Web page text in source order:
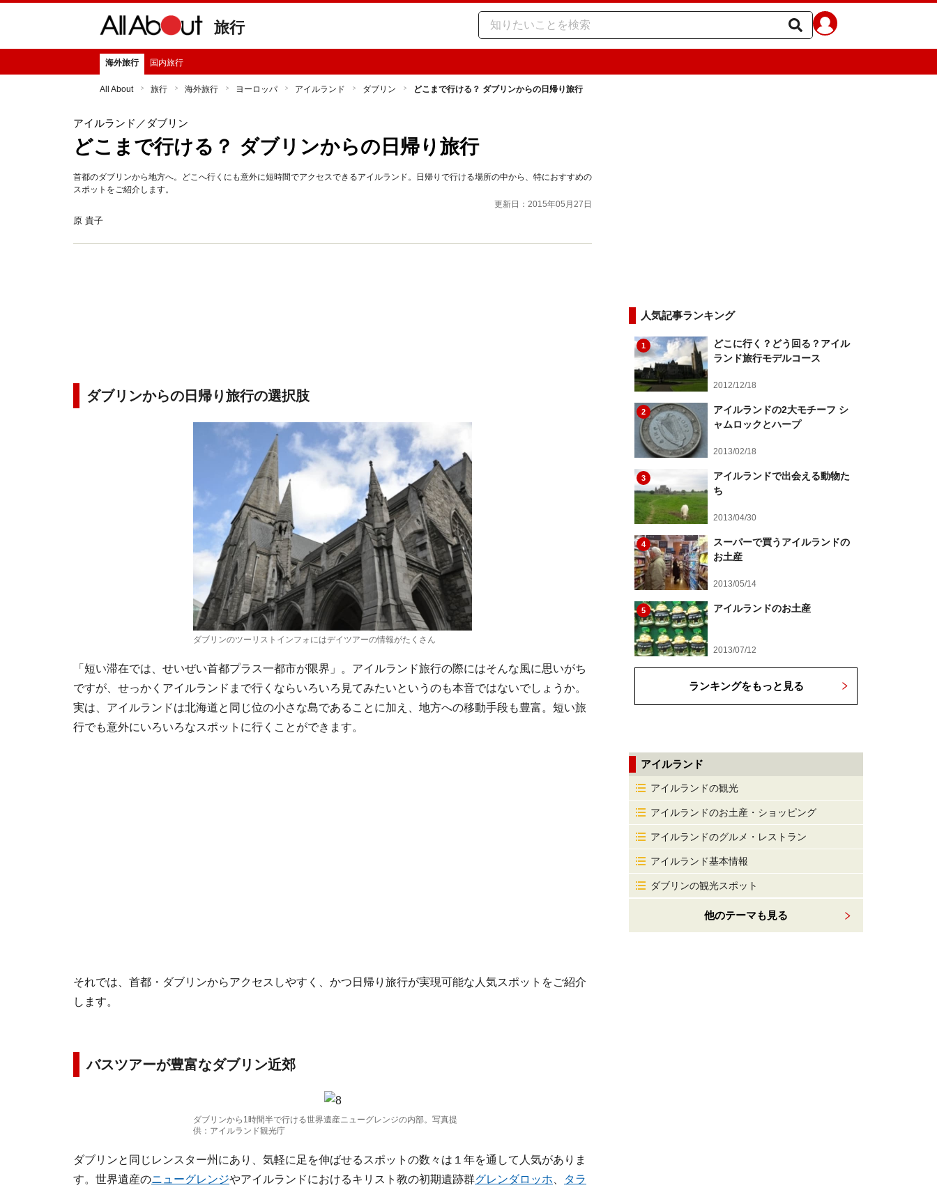
旅行
海外旅行 国内旅行
All About 旅行 海外旅行 ヨーロッパ アイルランド ダブリン どこまで行ける？ ダブリンからの日帰り旅行
アイルランド ／ダブリン
どこまで行ける？ ダブリンからの日帰り旅行
首都のダブリンから地方へ。どこへ行くにも意外に短時間でアクセスできるアイルランド。日帰りで行ける場所の中から、特におすすめの
スポットをご紹介します。
更新日：2015年05月27日
原 貴子
ダブリンからの日帰り旅行の選択肢
ダブリンのツーリストインフォにはデイツアーの情報がたくさん
「短い滞在では、せいぜい首都プラス一都市が限界」。アイルランド旅行の際にはそんな風に思いがち
ですが、せっかくアイルランドまで行くならいろいろ見てみたいというのも本音ではないでしょうか。
実は、アイルランドは北海道と同じ位の小さな島であることに加え、地方への移動手段も豊富。短い旅
行でも意外にいろいろなスポットに行くことができます。
それでは、首都・ダブリンからアクセスしやすく、かつ日帰り旅行が実現可能な人気スポットをご紹介
します。
バスツアーが豊富なダブリン近郊
ダブリンから1時間半で行ける世界遺産ニューグレンジの内部。写真提
供：アイルランド観光庁
ダブリンと同じレンスター州にあり、気軽に足を伸ばせるスポットの数々は１年を通して人気がありま
す。世界遺産のニューグレンジやアイルランドにおけるキリスト教の初期遺跡群グレンダロッホ
タラ
人気記事ランキング
1
どこに行く？どう回る？アイル
ランド旅行モデルコース
2012/12/18
2
アイルランドの2大モチーフ シ
ャムロックとハープ
2013/02/18
3
アイルランドで出会える動物た
ち
2013/04/30
4
スーパーで買うアイルランドの
お土産
2013/05/14
5 アイルランドのお土産
2013/07/12
ランキングをもっと見る
アイルランド
アイルランドの観光
アイルランドのお土産・ショッピング
アイルランドのグルメ・レストラン
アイルランド基本情報
ダブリンの観光スポット
他のテーマも見る